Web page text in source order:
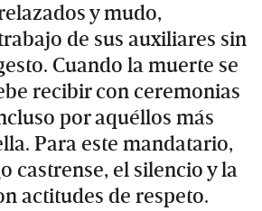
y mudo,
de sus auxiliares sin
Cuando la muerte se
recibir con ceremonias
por aquéllos más
Para este mandatario,
castrense, el silencio y la
actitudes de respeto.